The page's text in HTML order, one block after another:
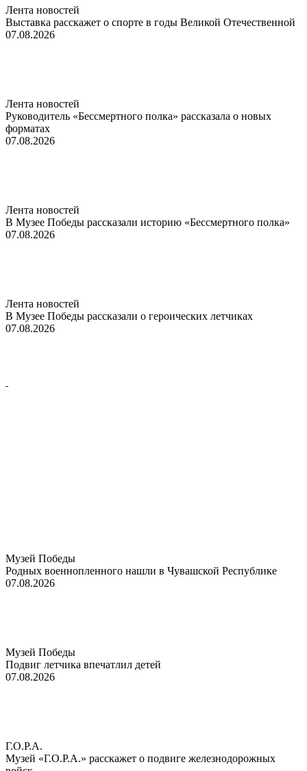
Лента новостей
Выставка расскажет о спорте в годы Великой Отечественной
07.08.2026
Лента новостей
Руководитель «Бессмертного полка» рассказала о новых
форматах
07.08.2026
Лента новостей
В Музее Победы рассказали историю «Бессмертного полка»
07.08.2026
Лента новостей
В Музее Победы рассказали о героических летчиках
07.08.2026
Музей Победы
Родных военнопленного нашли в Чувашской Республике
07.08.2026
Музей Победы
Подвиг летчика впечатлил детей
07.08.2026
Г.О.Р.А.
Музей «Г.О.Р.А.» расскажет о подвиге железнодорожных